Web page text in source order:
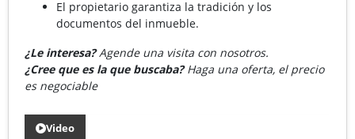
El propietario garantiza la tradición y los
documentos del inmueble.
¿Le interesa?Agende una visita con nosotros.
¿Cree que es la que buscaba?Haga una oferta, el precio
es negociable
Video